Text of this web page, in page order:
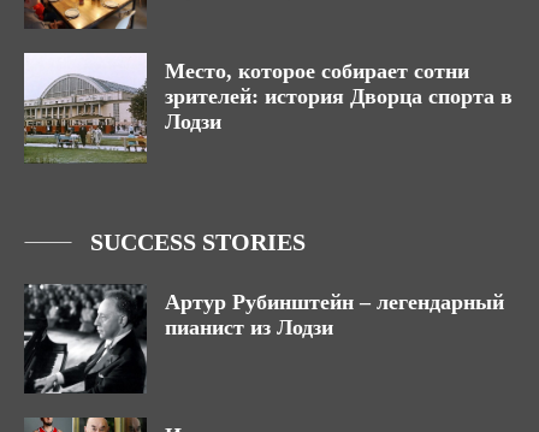
Место, которое собирает сотни
зрителей: история Дворца спорта в
Лодзи
SUCCESS STORIES
Артур Рубинштейн – легендарный
пианист из Лодзи